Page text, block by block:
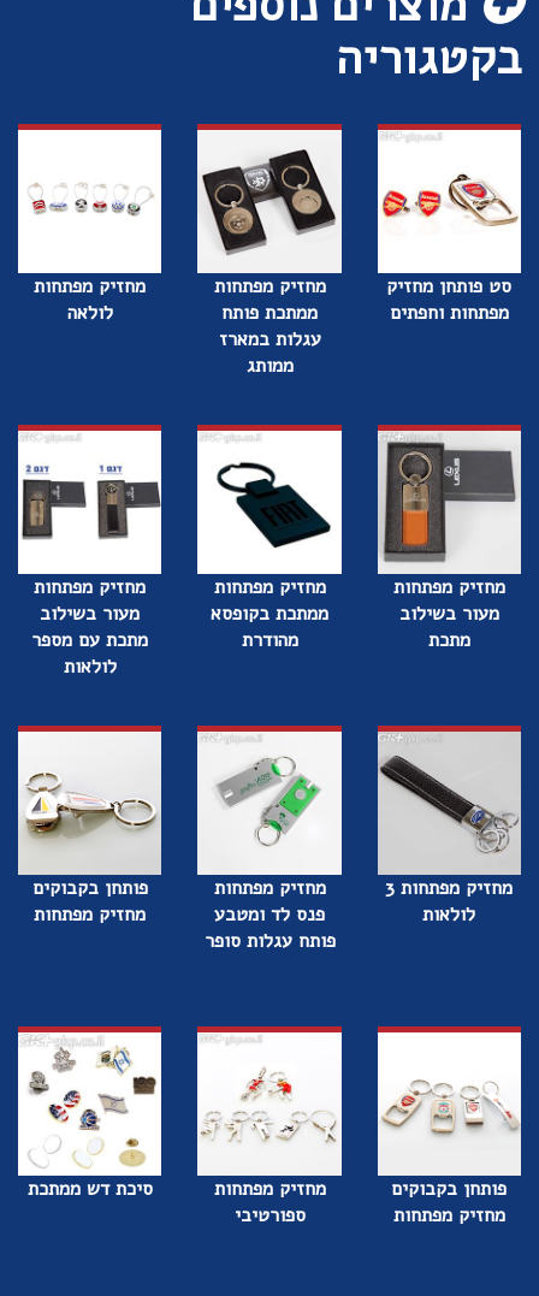
בקטגוריה
סט פותחן מחזיק
מפתחות וחפתים
מחזיק מפתחות
ממתכת פותח
עגלות במארז
ממותג
מחזיק מפתחות
לולאה
מחזיק מפתחות
מעור בשילוב
מתכת
מחזיק מפתחות
ממתכת בקופסא
מהודרת
מחזיק מפתחות
מעור בשילוב
מתכת עם מספר
לולאות
מחזיק מפתחות 3
לולאות
מחזיק מפתחות
פנס לד ומטבע
פותח עגלות סופר
פותחן בקבוקים
מחזיק מפתחות
פותחן בקבוקים
מחזיק מפתחות
מחזיק מפתחות
ספורטיבי
סיכת דש ממתכת